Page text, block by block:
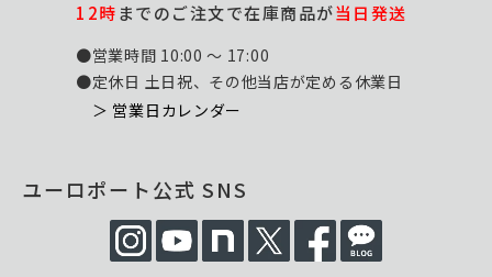
12時までのご注文で在庫商品が当日発送
●営業時間 10:00 ～ 17:00
●定休日 土日祝、その他当店が定める休業日
＞ 営業日カレンダー
ユーロポート公式 SNS